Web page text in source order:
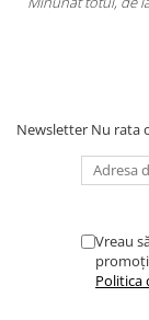
Newsletter Nu rata
Vreau
Politica